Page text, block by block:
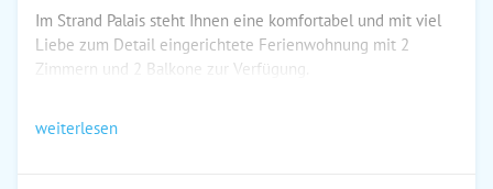
Im Strand Palais steht Ihnen eine komfortabel und mit viel
Liebe zum Detail eingerichtete Ferienwohnung mit 2
Zimmern und 2 Balkone zur Verfügung.
weiterlesen